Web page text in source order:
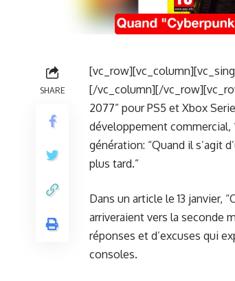
SHARE
[/vc_column][/
2077” pour PS5 et Xbox
développement commercial,
génération: “Quand il s’agit
plus tard.”
Dans un article le 13 janvier,
arriveraient vers la seconde
réponses et d’excuses qui
consoles.